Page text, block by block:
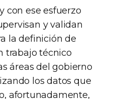
con ese esfuerzo
y validan
la definición de
trabajo técnico
áreas del gobierno
los datos que
afortunadamente,